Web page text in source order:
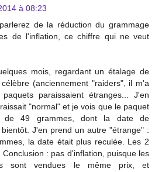
à 08:23
de la réduction du grammage
de l'inflation, ce chiffre qui ne veut
mois, regardant un étalage de
(anciennement "raiders", il m'a
paraissaient étranges... J'en
"normal" et je vois que le paquet
de 49 grammes, dont la date de
J'en prend un autre "étrange" :
la date était plus reculée. Les 2
: pas d'inflation, puisque les
sont vendues le même prix, et